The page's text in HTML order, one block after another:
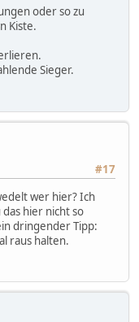
oder so zu
Kiste.
Sieger.
#17
wer hier? Ich
das hier nicht so
dringender Tipp:
raus halten.